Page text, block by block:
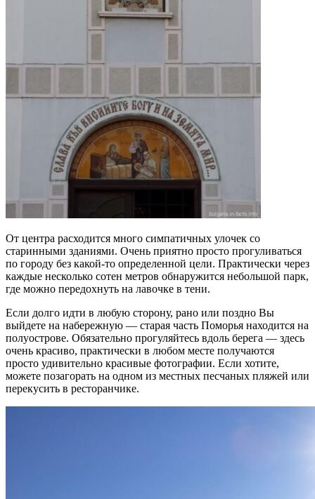
От центра расходится много симпатичных улочек со
старинными зданиями. Очень приятно просто прогуливаться
по городу без какой-то определенной цели. Практически через
каждые несколько сотен метров обнаружится небольшой парк,
где можно передохнуть на лавочке в тени.
Если долго идти в любую сторону, рано или поздно Вы
выйдете на набережную — старая часть Поморья находится на
полуострове. Обязательно прогуляйтесь вдоль берега — здесь
очень красиво, практически в любом месте получаются
просто удивительно красивые фотографии. Если хотите,
можете позагорать на одном из местных песчаных пляжей или
перекусить в ресторанчике.